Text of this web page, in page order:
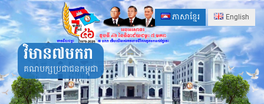
Skip
to
content
ភាសាខ្មែរ English
វិមាន៧មករា
គណបក្សប្រជាជនកម្ពុជា